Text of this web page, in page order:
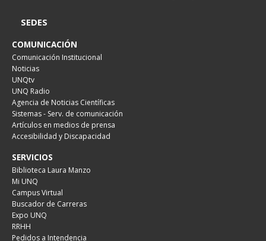
SEDES
COMUNICACIÓN
Comunicación Institucional
Noticias
UNQtv
UNQ Radio
Agencia de Noticias Científicas
Sistemas - Serv. de comunicación
Artículos en medios de prensa
Accesibilidad y Discapacidad
SERVICIOS
Biblioteca Laura Manzo
Mi UNQ
Campus Virtual
Buscador de Carreras
Expo UNQ
RRHH
Pedidos a Intendencia